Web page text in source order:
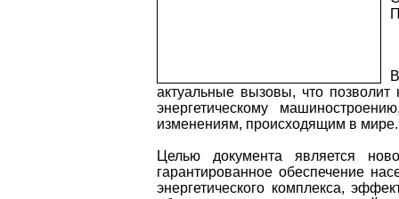
актуальные вызовы, что позволит
энергетическому
изменениям, происходящим в мире.
Целью документа является
гарантированное обеспечение
энергетического комплекса,